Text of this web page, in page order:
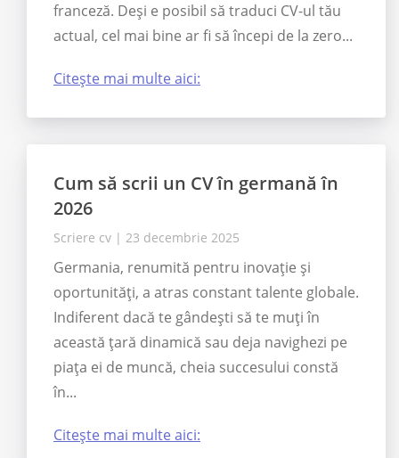
franceză. Deși e posibil să traduci CV-ul tău
actual, cel mai bine ar fi să începi de la zero...
Citește mai multe aici:
Cum să scrii un CV în germană în
2026
Scriere cv | 23 decembrie 2025
Germania, renumită pentru inovație și
oportunități, a atras constant talente globale.
Indiferent dacă te gândești să te muți în
această țară dinamică sau deja navighezi pe
piața ei de muncă, cheia succesului constă
în...
Citește mai multe aici: